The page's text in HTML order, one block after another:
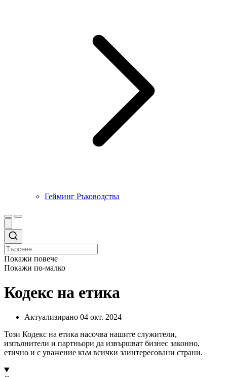
Гейминг Ръководства
Покажи повече
Покажи по-малко
Кодекс на етика
Актуализирано 04 окт. 2024
Този Кодекс на етика насочва нашите служители,
изпълнители и партньори да извършват бизнес законно,
етично и с уважение към всички заинтересовани страни.